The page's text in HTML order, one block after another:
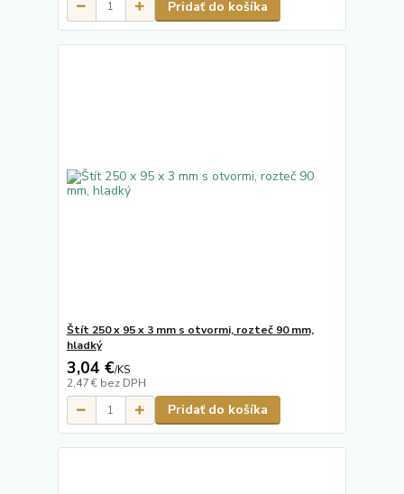
Pridať do košíka
Štít 250 x 95 x 3 mm s otvormi, rozteč 90 mm,
hladký
3,04 €/KS
2,47 € bez DPH
Pridať do košíka